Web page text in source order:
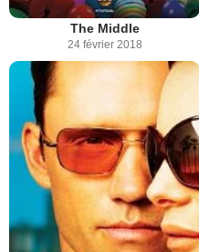
The Middle
24 février 2018